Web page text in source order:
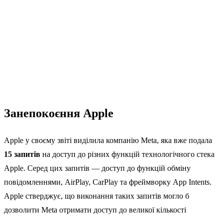
Занепокоєння Apple
Apple у своєму звіті виділила компанію Meta, яка вже подала
15 запитів на доступ до різних функцій технологічного стека
Apple. Серед цих запитів — доступ до функцій обміну
повідомленнями, AirPlay, CarPlay та фреймворку App Intents.
Apple стверджує, що виконання таких запитів могло б
дозволити Meta отримати доступ до великої кількості